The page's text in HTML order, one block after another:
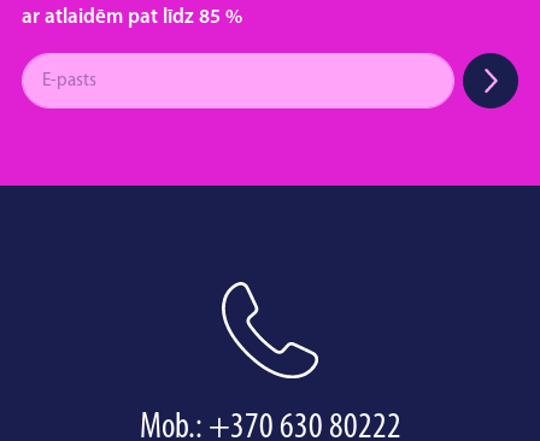
ar atlaidēm pat līdz 85 %
Mob.: +370 630 80222